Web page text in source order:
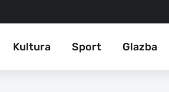
Kultura Sport Glazba